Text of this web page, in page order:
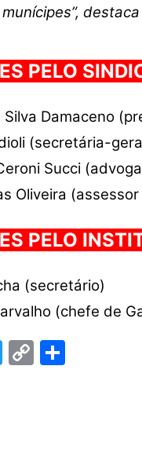
PELO
Silva Damaceno
(secretária-
Succi
Oliveira
PELO
(secretário)
(chefe de
T
C